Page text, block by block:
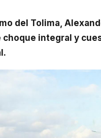
choque integral y